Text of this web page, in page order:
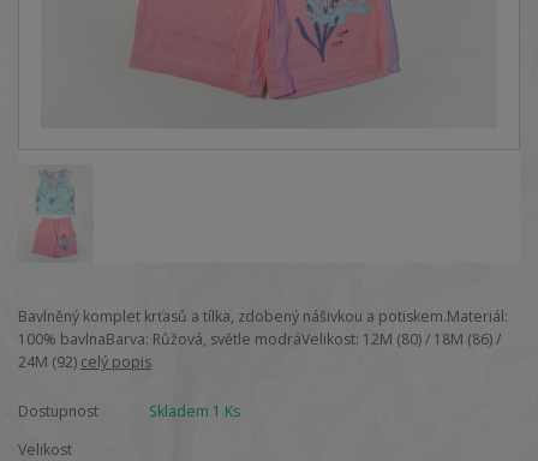
Bavlněný komplet krťasů a tílka, zdobený nášivkou a potiskem.Materiál:
100% bavlnaBarva: Růžová, světle modráVelikost: 12M (80) / 18M (86) /
24M (92) celý popis
Dostupnost
Skladem 1 Ks
Velikost